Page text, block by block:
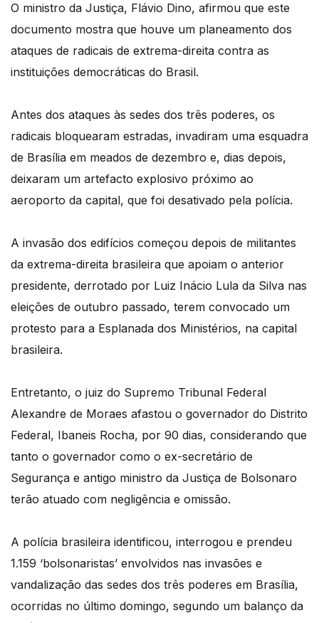
O ministro da Justiça, Flávio Dino, afirmou que este
documento mostra que houve um planeamento dos
ataques de radicais de extrema-direita contra as
instituições democráticas do Brasil.
Antes dos ataques às sedes dos três poderes, os
radicais bloquearam estradas, invadiram uma esquadra
de Brasília em meados de dezembro e, dias depois,
deixaram um artefacto explosivo próximo ao
aeroporto da capital, que foi desativado pela polícia.
A invasão dos edifícios começou depois de militantes
da extrema-direita brasileira que apoiam o anterior
presidente, derrotado por Luiz Inácio Lula da Silva nas
eleições de outubro passado, terem convocado um
protesto para a Esplanada dos Ministérios, na capital
brasileira.
Entretanto, o juiz do Supremo Tribunal Federal
Alexandre de Moraes afastou o governador do Distrito
Federal, Ibaneis Rocha, por 90 dias, considerando que
tanto o governador como o ex-secretário de
Segurança e antigo ministro da Justiça de Bolsonaro
terão atuado com negligência e omissão.
A polícia brasileira identificou, interrogou e prendeu
1.159 ‘bolsonaristas’ envolvidos nas invasões e
vandalização das sedes dos três poderes em Brasília,
ocorridas no último domingo, segundo um balanço da